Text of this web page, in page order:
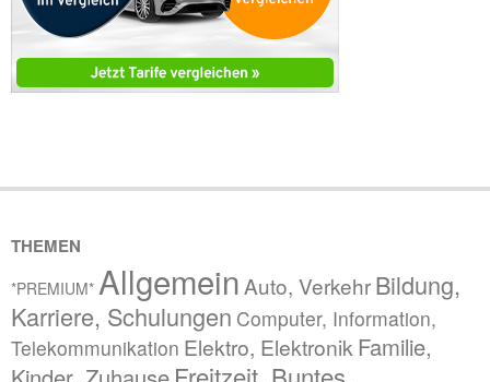
THEMEN
*PREMIUM* Allgemein Auto, VerkehrBildung,
Karriere, Schulungen Computer, Information,
Telekommunikation Elektro, Elektronik Familie,